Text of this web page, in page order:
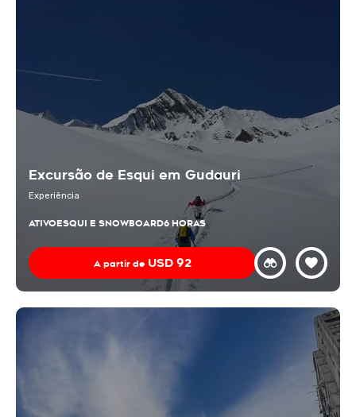
Excursão de Esqui em Gudauri
Experiência
ATIVOESQUI E SNOWBOARD6 HORAS
A partir de USD 92